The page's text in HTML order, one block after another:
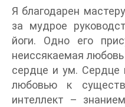
Я благодарен
за мудрое
йоги. Одно его
неиссякаемая
сердце и ум. Сердце
любовью к
интеллект –